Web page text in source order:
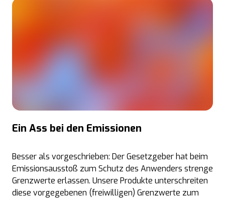
Ein Ass bei den Emissionen
Besser als vorgeschrieben: Der Gesetzgeber hat beim
Emissionsausstoß zum Schutz des Anwenders strenge
Grenzwerte erlassen. Unsere Produkte unterschreiten
diese vorgegebenen (freiwilligen) Grenzwerte zum